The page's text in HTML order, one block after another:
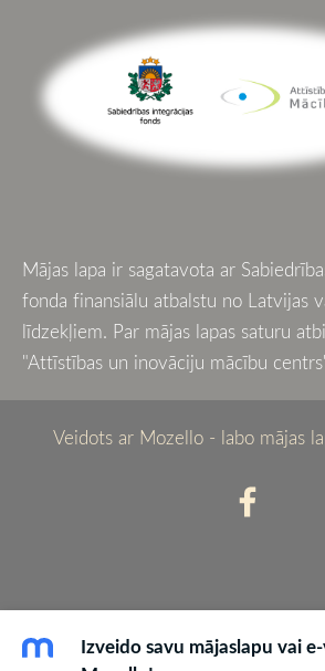
Mājas lapa ir sagatavota ar
fonda finansiālu atbalstu no Latvijas
līdzekļiem. Par mājas lapas saturu
"Attīstības un inovāciju mācību
Veidots ar Mozello - labo mājas
Izveido savu mājaslapu vai